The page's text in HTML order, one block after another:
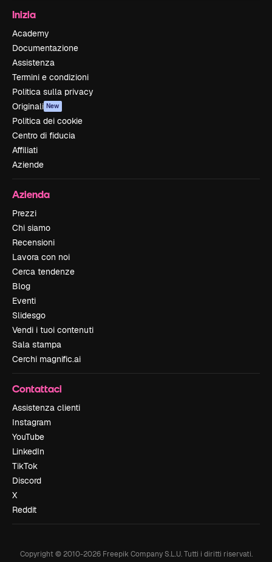
Inizia
Academy
Documentazione
Assistenza
Termini e condizioni
Politica sulla privacy
Originali New
Politica dei cookie
Centro di fiducia
Affiliati
Aziende
Azienda
Prezzi
Chi siamo
Recensioni
Lavora con noi
Cerca tendenze
Blog
Eventi
Slidesgo
Vendi i tuoi contenuti
Sala stampa
Cerchi magnific.ai
Contattaci
Assistenza clienti
Instagram
YouTube
LinkedIn
TikTok
Discord
X
Reddit
Copyright © 2010-2026Freepik Company S.L.U. Tutti i diritti riservati.